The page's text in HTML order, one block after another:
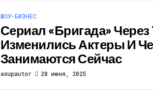
ШОУ-БИЗНЕС
Сериал «Бригада» Через
Изменились Актеры И
Занимаются Сейчас
asupautor 28 июня, 2025